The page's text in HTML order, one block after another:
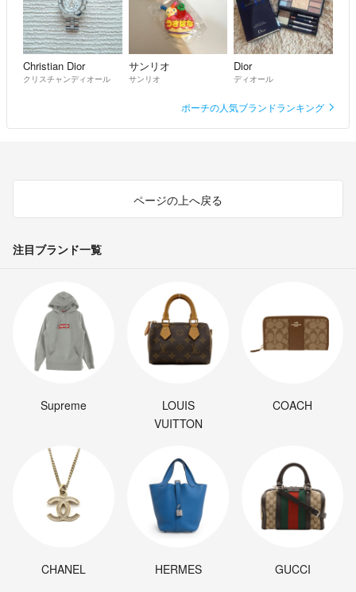
Christian Dior
クリスチャンディオール
サンリオ
サンリオ
Dior
ディオール
ポーチの人気ブランドランキング
ページの上へ戻る
注目ブランド一覧
Supreme
LOUIS
VUITTON
COACH
CHANEL HERMES GUCCI